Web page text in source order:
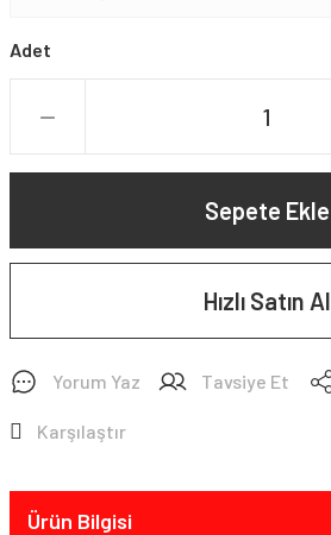
Adet
Sepete Ekle
Hızlı Satın Al
Yorum Yaz Tavsiye Et
Karşılaştır
Ürün Bilgisi